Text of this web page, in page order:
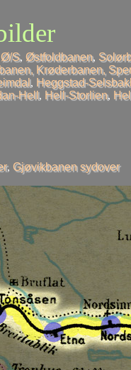
S, Østfoldbanen,
Krøderbanen,
, Heggstad-
Hell, Hell-Storlien,
, Gjøvikbanen sydover